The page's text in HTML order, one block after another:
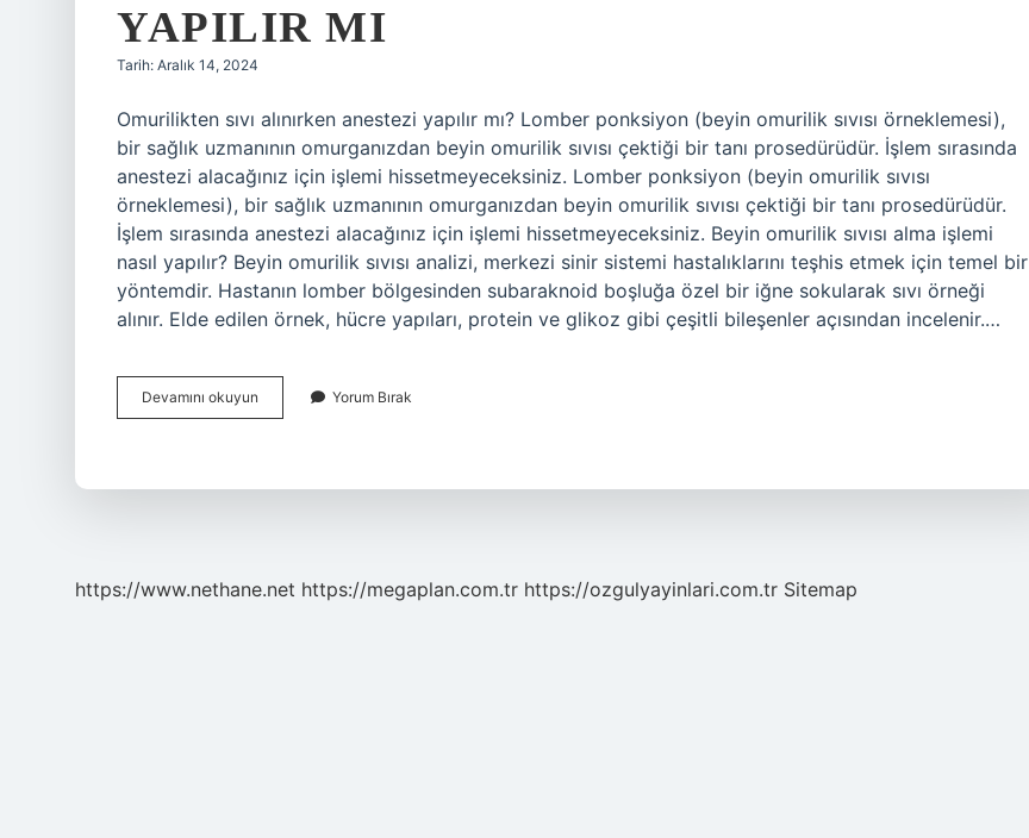
YAPILIR MI
Tarih: Aralık 14, 2024
Omurilikten sıvı alınırken anestezi yapılır mı? Lomber ponksiyon (beyin omurilik sıvısı örneklemesi),
bir sağlık uzmanının omurganızdan beyin omurilik sıvısı çektiği bir tanı prosedürüdür. İşlem sırasında
anestezi alacağınız için işlemi hissetmeyeceksiniz. Lomber ponksiyon (beyin omurilik sıvısı
örneklemesi), bir sağlık uzmanının omurganızdan beyin omurilik sıvısı çektiği bir tanı prosedürüdür.
İşlem sırasında anestezi alacağınız için işlemi hissetmeyeceksiniz. Beyin omurilik sıvısı alma işlemi
nasıl yapılır? Beyin omurilik sıvısı analizi, merkezi sinir sistemi hastalıklarını teşhis etmek için temel bir
yöntemdir. Hastanın lomber bölgesinden subaraknoid boşluğa özel bir iğne sokularak sıvı örneği
alınır. Elde edilen örnek, hücre yapıları, protein ve glikoz gibi çeşitli bileşenler açısından incelenir.…
Devamını okuyun
Sıvısı
Yorum Bırak
https://www.nethane.net https://megaplan.com.tr https://ozgulyayinlari.com.tr Sitemap